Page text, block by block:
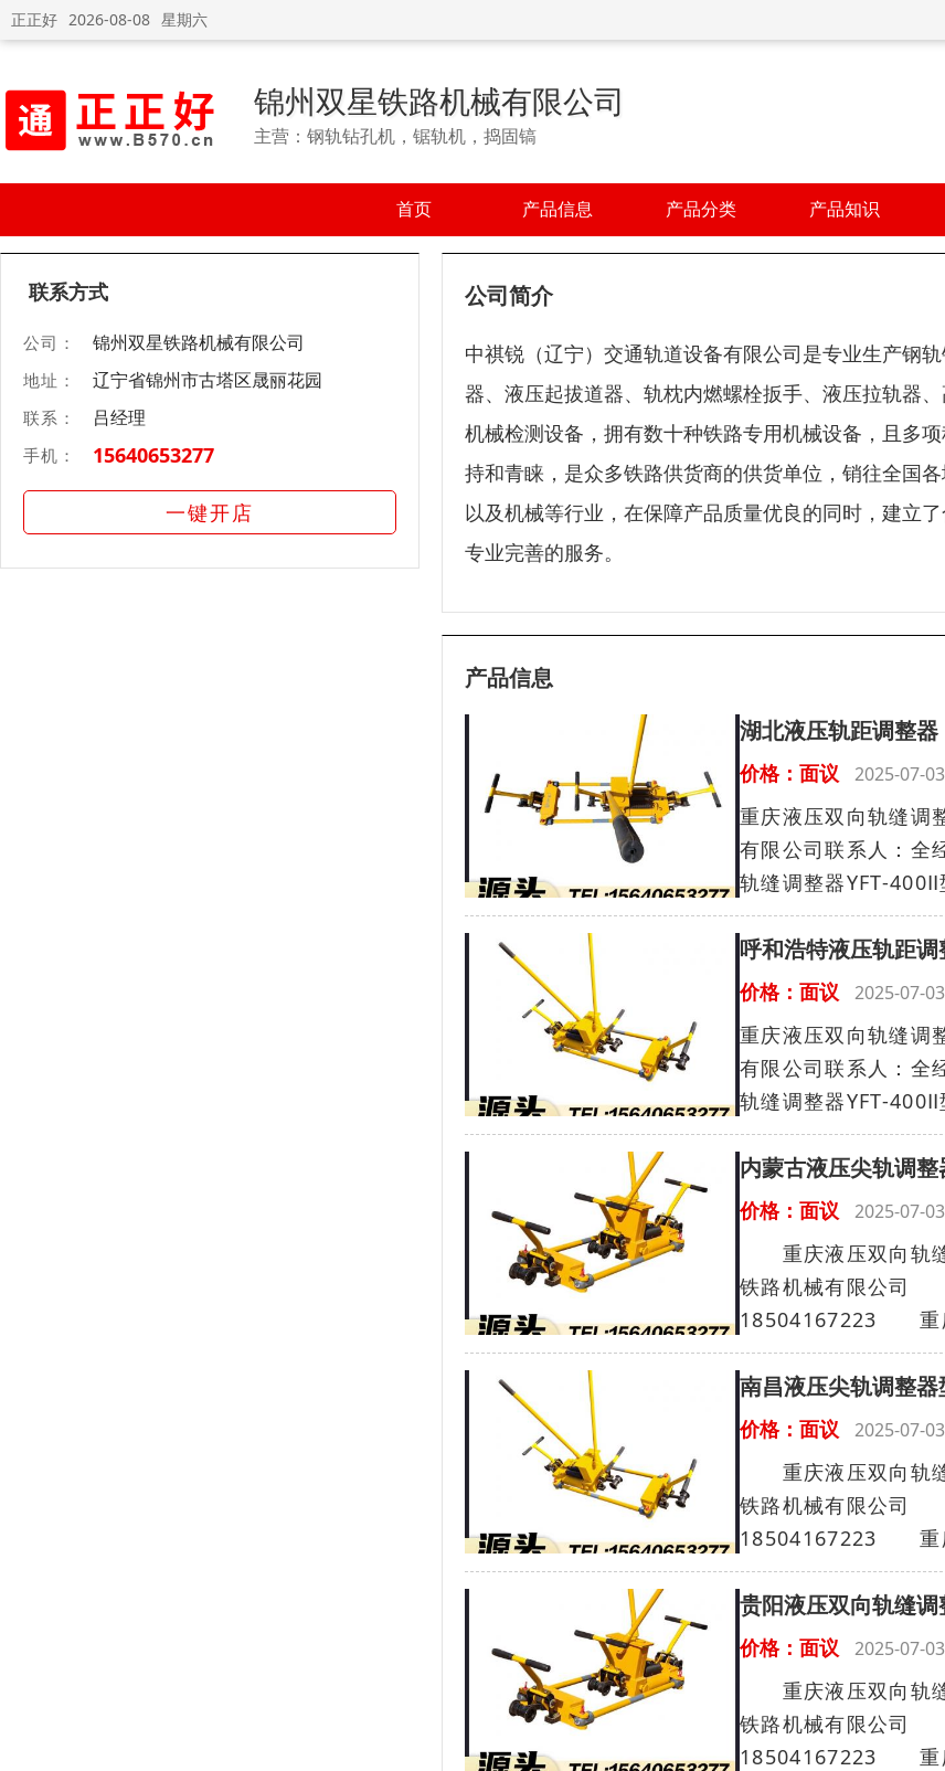
正正好 2026-08-08 星期六
锦州双星铁路机械有限公司
主营：钢轨钻孔机，锯轨机，捣固镐
首页 产品信息 产品分类 产品知识
联系方式
公司： 锦州双星铁路机械有限公司
地址： 辽宁省锦州市古塔区晟丽花园
联系： 吕经理
手机： 15640653277
一键开店
公司简介
中祺锐（辽宁）交通轨道设备有限公司是专业生产钢
器、液压起拔道器、轨枕内燃螺栓扳手、液压拉轨器
机械检测设备，拥有数十种铁路专用机械设备，且多
持和青睐，是众多铁路供货商的供货单位，销往全国
以及机械等行业，在保障产品质量优良的同时，建立
专业完善的服务。
产品信息
湖北液压轨距调整
价格：面议 2025-07-
重庆液压双向轨缝调
有限公司联系人：全
轨缝调整器YFT-
呼和浩特液压轨距
价格：面议 2025-07-
重庆液压双向轨缝调
有限公司联系人：全
轨缝调整器YFT-
内蒙古液压尖轨调
价格：面议 2025-07-
重庆液压双向轨
铁路机械有限公
18504167223 重
南昌液压尖轨调整
价格：面议 2025-07-
重庆液压双向轨
铁路机械有限公
18504167223 重
贵阳液压双向轨缝
价格：面议 2025-07-
重庆液压双向轨
铁路机械有限公
18504167223 重